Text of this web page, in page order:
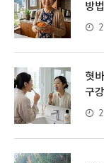
방법
혓
구